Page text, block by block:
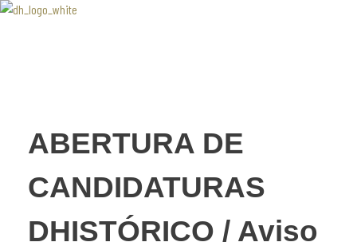
ABERTURA DE
CANDIDATURAS
DHISTÓRICO / Aviso